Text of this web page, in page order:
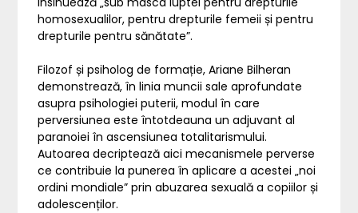
homosexualilor, pentru drepturile femeii și pentru
drepturile pentru sănătate”.
Filozof și psiholog de formație, Ariane Bilheran
demonstrează, în linia muncii sale aprofundate
asupra psihologiei puterii, modul în care
perversiunea este întotdeauna un adjuvant al
paranoiei în ascensiunea totalitarismului.
Autoarea decriptează aici mecanismele perverse
ce contribuie la punerea în aplicare a acestei „noi
ordini mondiale” prin abuzarea sexuală a copiilor și
adolescenților.